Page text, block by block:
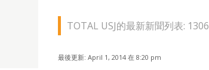
TOTAL USJ的最新新聞列表: 1306
最後更新: April 1, 2014 在 8:20 pm